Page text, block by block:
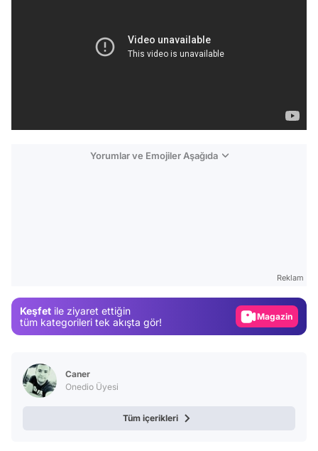
Yorumlar ve Emojiler Aşağıda
Reklam
Keşfet ile ziyaret ettiğin
tüm kategorileri tek akışta gör!
Magazin
Caner
Onedio Üyesi
Tüm içerikleri